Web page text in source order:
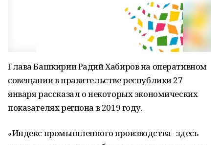
Глава Башкирии Радий Хабиров на оперативном
совещании в правительстве республики 27
января рассказал о некоторых экономических
показателях региона в 2019 году.
«Индекс промышленного производства - здесь